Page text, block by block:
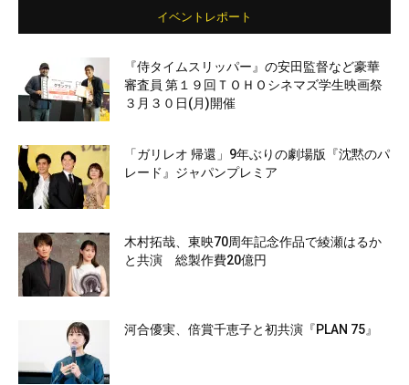
イベントレポート
『侍タイムスリッパー』の安田監督など豪華
審査員 第１９回ＴＯＨＯシネマズ学生映画祭
３月３０日(月)開催
「ガリレオ 帰還」9年ぶりの劇場版『沈黙のパ
レード』ジャパンプレミア
木村拓哉、東映70周年記念作品で綾瀬はるか
と共演 総製作費20億円
河合優実、倍賞千恵子と初共演『PLAN 75』